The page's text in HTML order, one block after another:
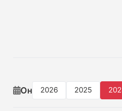
Он 2026 2025